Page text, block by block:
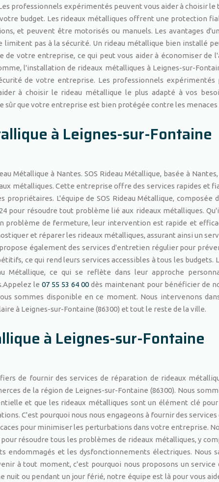
professionnels expérimentés peuvent vous aider à choisir le
budget. Les rideaux métalliques offrent une protection
et peuvent être motorisés ou manuels. Les avantages
limitent pas à la sécurité. Un rideau métallique bien installé
votre entreprise, ce qui peut vous aider à économiser de
l'installation de rideaux métalliques à Leignes-sur-
de votre entreprise. Les professionnels expérimentés
à choisir le rideau métallique le plus adapté à vos
que votre entreprise est bien protégée contre les
à Leignes-sur-Fontaine
Métallique à Nantes. SOS Rideau Métallique, basée à
métalliques. Cette entreprise offre des services rapides et
propriétaires. L'équipe de SOS Rideau Métallique, composée
pour résoudre tout problème lié aux rideaux métalliques.
problème de fermeture, leur intervention est rapide et
et réparer les rideaux métalliques, assurant ainsi un
propose également des services d'entretien régulier pour
ce qui rend leurs services accessibles à tous les budgets.
Métallique, ce qui se reflète dans leur approche
le07 55 53 64 00dès maintenant pour bénéficier de
sommes disponible en ce moment. Nous intervenons
à Leignes-sur-Fontaine (86300) et tout le reste de la ville.
à Leignes-sur-Fontaine
de fournir des services de réparation de rideaux
de la région de Leignes-sur-Fontaine (86300). Nous
et que les rideaux métalliques sont un élément clé
C'est pourquoi nous nous engageons à fournir des
pour minimiser les perturbations dans votre entreprise.
résoudre tous les problèmes de rideaux métalliques, y
endommagés et les dysfonctionnements électriques. Nous
à tout moment, c'est pourquoi nous proposons un service
nuit ou pendant un jour férié, notre équipe est là pour vous